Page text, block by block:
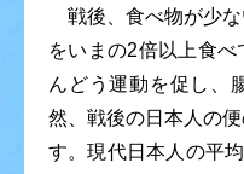
戦後、食べ物が少な
をいまの2倍以上食
んどう運動を促し、
然、戦後の日本人の
す。現代日本人の平